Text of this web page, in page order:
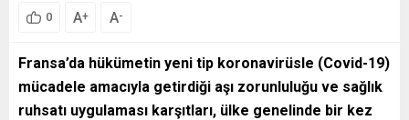
0 A+ A-
Fransa’da hükümetin yeni tip koronavirüsle (Covid-19)
mücadele amacıyla getirdiği aşı zorunluluğu ve sağlık
ruhsatı uygulaması karşıtları, ülke genelinde bir kez